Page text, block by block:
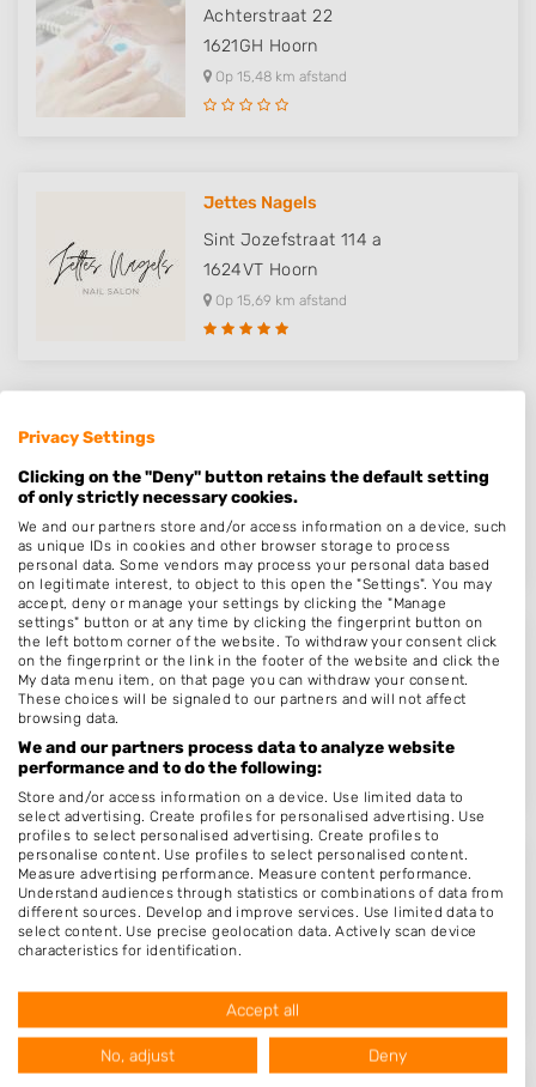
Achterstraat 22
1621GH Hoorn
Op 15,48 km afstand
Jettes Nagels
Sint Jozefstraat 114 a
1624VT Hoorn
Op 15,69 km afstand
1901TH Castricum
Op 16,49 km afstand
Nailz by M
Kwadijk 8
Op 17,17 km afstand
Prettyone
Nieuwstraat 10
1441CM Purmerend
Privacy Settings
Clicking on the "Deny" button retains the default setting
of only strictly necessary cookies.
We and our partners store and/or access information on a device, such
as unique IDs in cookies and other browser storage to process
personal data. Some vendors may process your personal data based
on legitimate interest, to object to this open the "Settings". You may
accept, deny or manage your settings by clicking the "Manage
settings" button or at any time by clicking the fingerprint button on
the left bottom corner of the website. To withdraw your consent click
on the fingerprint or the link in the footer of the website and click the
My data menu item, on that page you can withdraw your consent.
These choices will be signaled to our partners and will not affect
browsing data.
We and our partners process data to analyze website
performance and to do the following:
Store and/or access information on a device. Use limited data to
select advertising. Create profiles for personalised advertising. Use
profiles to select personalised advertising. Create profiles to
personalise content. Use profiles to select personalised content.
Measure advertising performance. Measure content performance.
Understand audiences through statistics or combinations of data from
different sources. Develop and improve services. Use limited data to
select content. Use precise geolocation data. Actively scan device
characteristics for identification.
USA.
Your consent and the cookie policy applies solely to this website/app.
View Partner List (1016 IAB Vendors)
We use your data for the following purposes:
Accept all
No, adjust Deny